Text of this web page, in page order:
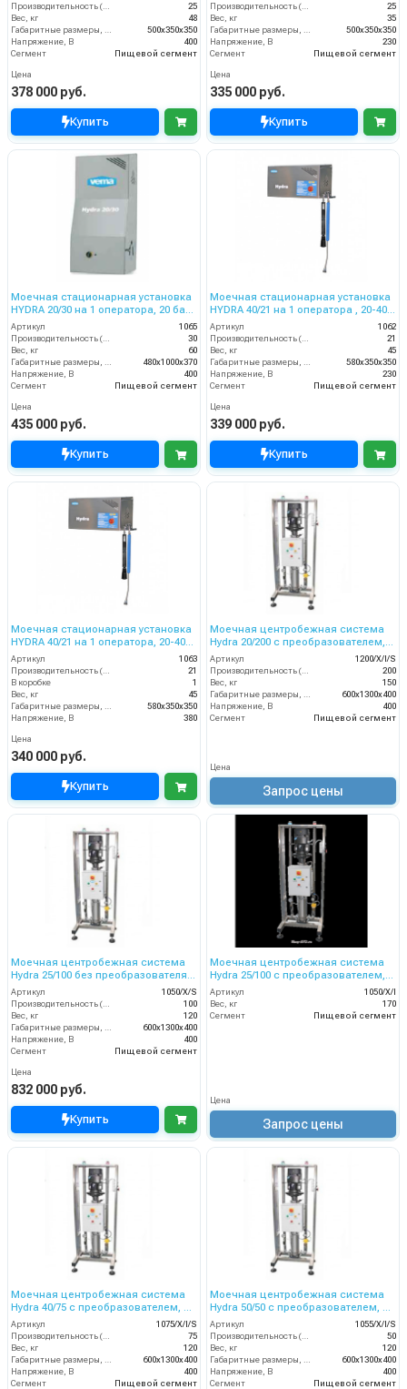
25
Вес, кг
48
500x350x350
Напряжение, В
400
Сегмент
Пищевой сегмент
Цена
378 000 руб.
Купить
25
Вес, кг
35
500x350x350
Напряжение, В
230
Сегмент
Пищевой сегмент
Цена
335 000 руб.
Купить
Моечная стационарная установка
HYDRA 20/30 на 1 оператора, 20 бар,
30 л/мин.
Артикул
1065
Производительность (л/мин)
30
Вес, кг
60
Габаритные размеры, мм
480x1000x370
Напряжение, В
400
Сегмент
Пищевой сегмент
Цена
435 000 руб.
Купить
Моечная стационарная установка
HYDRA 40/21 на 1 оператора , 20-40
бар, 21 л/мин, 230 В
Артикул
1062
Производительность (л/мин)
21
Вес, кг
45
Габаритные размеры, мм
580x350x350
Напряжение, В
230
Сегмент
Пищевой сегмент
Цена
339 000 руб.
Купить
Моечная стационарная установка
HYDRA 40/21 на 1 оператора, 20-40
бар, 21 л/мин, 380 В
Артикул
1063
Производительность (л/мин)
21
В коробке
1
Вес, кг
45
Габаритные размеры, мм
580x350x350
Напряжение, В
380
Цена
340 000 руб.
Купить
Моечная центробежная система
Hydra 20/200 с преобразователем,
на 6 операторов, 200 л/мин, 20 бар
Артикул
1200/X/I/S
Производительность (л/мин)
200
Вес, кг
150
Габаритные размеры, мм
600x1300x400
Напряжение, В
400
Сегмент
Пищевой сегмент
Цена
Запрос цены
Моечная центробежная система
Hydra 25/100 без преобразователя,
на 3 оператора, 100 л/мин, 25 бар
Артикул
1050/X/S
100
Вес, кг
120
600x1300x400
Напряжение, В
400
Сегмент
Пищевой сегмент
Цена
832 000 руб.
Купить
Моечная центробежная система
Hydra 25/100 с преобразователем,
на 3 оператора, 100 л/мин, 25 бар
Артикул
1050/X/I
Вес, кг
170
Сегмент
Пищевой сегмент
Цена
Запрос цены
Моечная центробежная система
Hydra 40/75 с преобразователем, на
3 оператора, 75 л/мин, 40 бар
Артикул
1075/X/I/S
75
Вес, кг
120
600x1300x400
Напряжение, В
400
Сегмент
Пищевой сегмент
Моечная центробежная система
Hydra 50/50 с преобразователем, на
2 оператора, 50 л/мин, бар
Артикул
1055/X/I/S
50
Вес, кг
120
600x1300x400
Напряжение, В
400
Сегмент
Пищевой сегмент